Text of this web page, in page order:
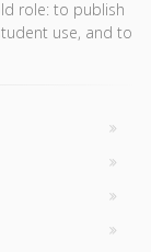
role: to publish
use, and to